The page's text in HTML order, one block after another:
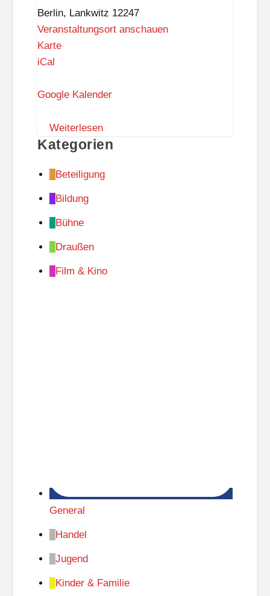
und
Beruf
Berlin, Lankwitz 12247
Veranstaltungsort anschauen
KarteR
s
a
a
e
L
n
k
i
iCal
Google Kalender
Weiterlesen
Kategorien
Beteiligung
Bildung
Bühne
Draußen
Film & Kino
General
Handel
Jugend
Kinder & Familie